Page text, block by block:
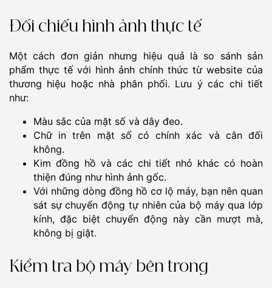
Đối chiếu hình ảnh thực tế
Một cách đơn giản nhưng hiệu quả là so sánh sản
phẩm thực tế với hình ảnh chính thức từ website của
thương hiệu hoặc nhà phân phối. Lưu ý các chi tiết
như:
Màu sắc của mặt số và dây đeo.
Chữ in trên mặt số có chính xác và cân đối
không.
Kim đồng hồ và các chi tiết nhỏ khác có hoàn
thiện đúng như hình ảnh gốc.
Với những dòng đồng hồ cơ lộ máy, bạn nên quan
sát sự chuyển động tự nhiên của bộ máy qua lớp
kính, đặc biệt chuyển động này cần mượt mà,
không bị giật.
Kiểm tra bộ máy bên trong